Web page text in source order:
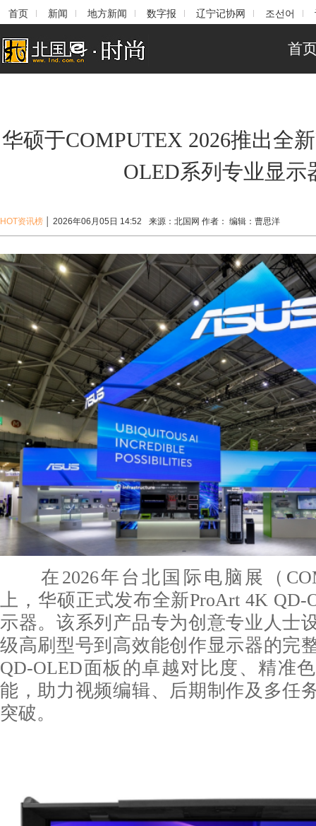
首页 新闻 地方新闻 数字报 辽宁记协网 조선어
首
华硕于COMPUTEX 2026推出全
OLED系列专业显示
HOT资讯榜 2026年06月05日 14:52 来源： 北国网 作者： 编辑： 曹思洋
在2026年台北国际电脑展（
上，华硕正式发布全新ProArt 4K
示器。该系列产品专为创意专业人士
级高刷型号到高效能创作显示器的完
QD-OLED面板的卓越对比度、精准
能，助力视频编辑、后期制作及多任
突破。